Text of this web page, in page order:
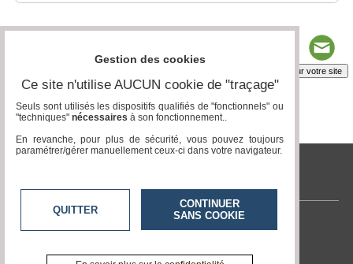
Insérez sur votre site
tvlocale.fr
Contactez-nous
Gestion des cookies
Ce site n'utilise AUCUN cookie de "traçage"
Seuls sont utilisés les dispositifs qualifiés de "fonctionnels" ou
"techniques" nécessaires à son fonctionnement..
En revanche, pour plus de sécurité, vous pouvez toujours
paramétrer/gérer manuellement ceux-ci dans votre navigateur.
QUITTER
CONTINUER
SANS COOKIE